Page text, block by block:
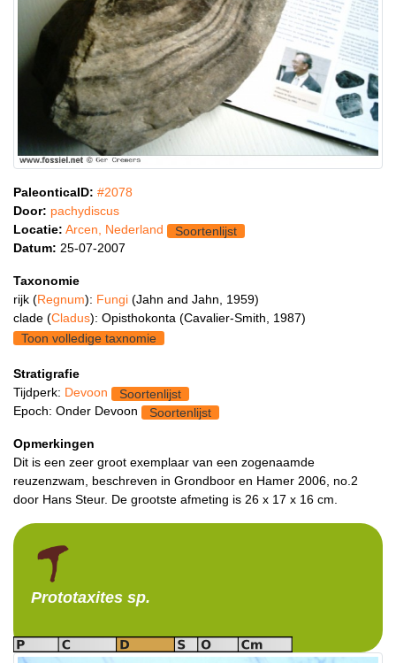
PaleonticaID: #2078
Door: pachydiscus
Locatie: Arcen, Nederland
Soortenlijst
Datum: 25-07-2007
Taxonomie
rijk (Regnum): Fungi (Jahn and Jahn, 1959)
clade (Cladus): Opisthokonta (Cavalier-Smith, 1987)
Toon volledige taxnomie
Stratigrafie
Tijdperk: Devoon
Soortenlijst
Epoch: Onder Devoon
Soortenlijst
Opmerkingen
Dit is een zeer groot exemplaar van een zogenaamde
reuzenzwam, beschreven in Grondboor en Hamer 2006, no.2
door Hans Steur. De grootste afmeting is 26 x 17 x 16 cm.
Prototaxites sp.